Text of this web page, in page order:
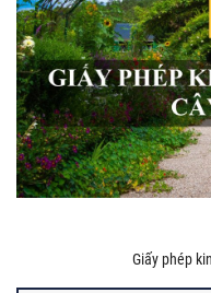
Giấy phép